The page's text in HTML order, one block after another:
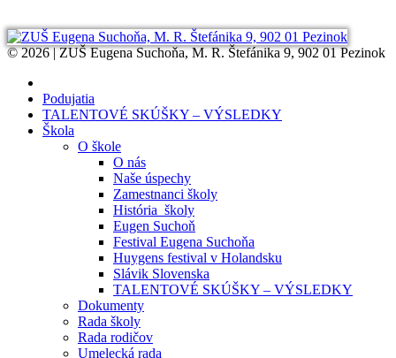
© 2026 | ZUŠ Eugena Suchoňa, M. R. Štefánika 9, 902 01 Pezinok
Podujatia
TALENTOVÉ SKÚŠKY – VÝSLEDKY
Škola
O škole
O nás
Naše úspechy
Zamestnanci školy
História školy
Eugen Suchoň
Festival Eugena Suchoňa
Huygens festival v Holandsku
Slávik Slovenska
TALENTOVÉ SKÚŠKY – VÝSLEDKY
Dokumenty
Rada školy
Rada rodičov
Umelecká rada